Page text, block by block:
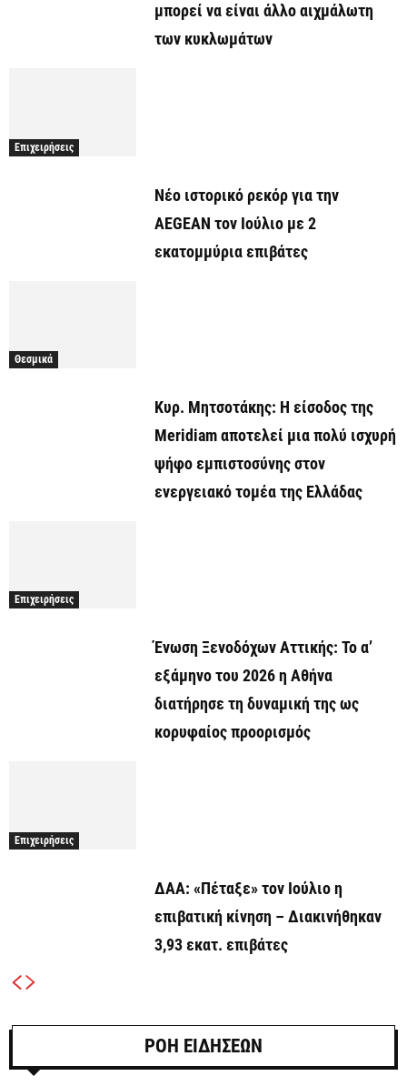
μπορεί να είναι άλλο αιχμάλωτη
των κυκλωμάτων
Επιχειρήσεις
Νέο ιστορικό ρεκόρ για την
AEGEAN τον Ιούλιο με 2
εκατομμύρια επιβάτες
Θεσμικά
Κυρ. Μητσοτάκης: Η είσοδος της
Meridiam αποτελεί μια πολύ ισχυρή
ψήφο εμπιστοσύνης στον
ενεργειακό τομέα της Ελλάδας
Επιχειρήσεις
Ένωση Ξενοδόχων Αττικής: Το α’
εξάμηνο του 2026 η Αθήνα
διατήρησε τη δυναμική της ως
κορυφαίος προορισμός
Επιχειρήσεις
ΔΑΑ: «Πέταξε» τον Ιούλιο η
επιβατική κίνηση – Διακινήθηκαν
3,93 εκατ. επιβάτες
ΡΟΗ ΕΙΔΗΣΕΩΝ